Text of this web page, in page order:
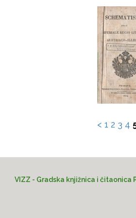
< 1 2 3 4
VIZZ - Gradska knjižnica i čitaonica